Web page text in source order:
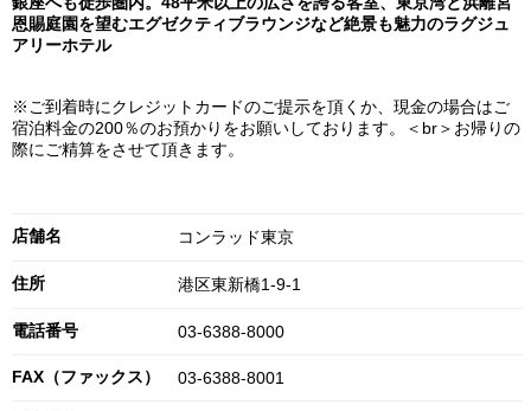
恩賜庭園を望むエグゼクティブラウンジなど絶景も魅力のラグジュ
アリーホテル
※ご到着時にクレジットカードのご提示を頂くか、現金の場合はご
宿泊料金の200％のお預かりをお願いしております。＜br＞お帰りの
際にご精算をさせて頂きます。
店舗名 コンラッド東京
住所 港区東新橋1-9-1
電話番号 03-6388-8000
FAX（ファックス） 03-6388-8001